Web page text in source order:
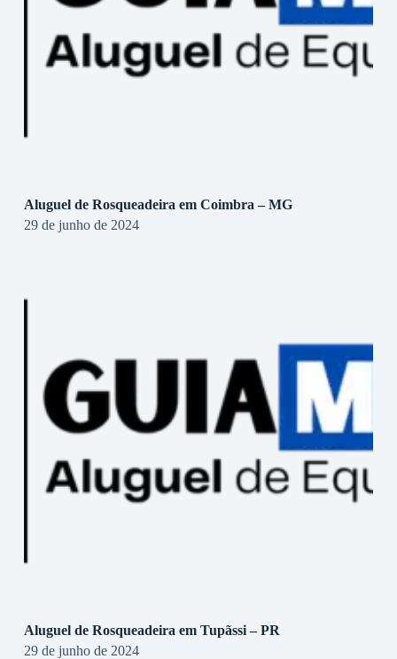
Aluguel de Rosqueadeira em Coimbra – MG
29 de junho de 2024
Aluguel de Rosqueadeira em Tupãssi – PR
29 de junho de 2024